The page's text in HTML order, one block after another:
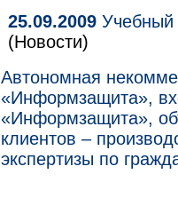
25.09.2009 Учебный
(Новости)
Автономная
«Информзащита»,
«Информзащита»,
клиентов –
экспертизы по